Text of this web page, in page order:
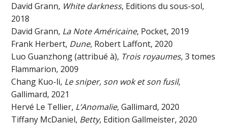
David Grann, White darkness, Editions du sous-sol,
2018
David Grann, La Note Américaine, Pocket, 2019
Frank Herbert, Dune, Robert Laffont, 2020
Luo Guanzhong (attribué à), Trois royaumes, 3 tomes
Flammarion, 2009
Chang Kuo-li, Le sniper, son wok et son fusil,
Gallimard, 2021
Hervé Le Tellier, L’Anomalie, Gallimard, 2020
Tiffany McDaniel, Betty, Edition Gallmeister, 2020